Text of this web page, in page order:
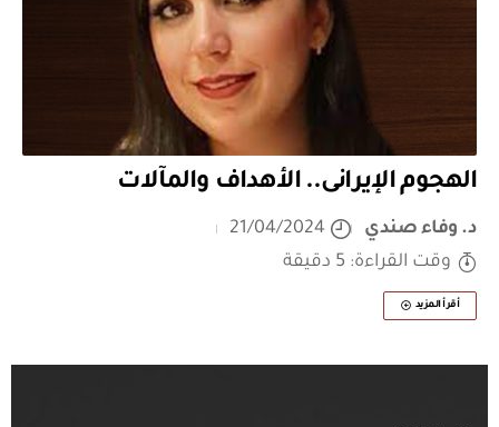
الهجوم الإيرانى.. الأهداف والمآلات
د. وفاء صندي
21/04/2024
وقت القراءة: 5 دقيقة
أقرأ المزيد